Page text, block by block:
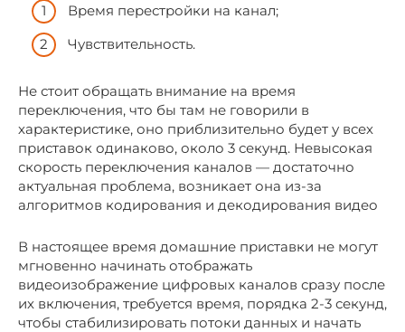
Время перестройки на канал;
Чувствительность.
Не стоит обращать внимание на время
переключения, что бы там не говорили в
характеристике, оно приблизительно будет у всех
приставок одинаково, около 3 секунд. Невысокая
скорость переключения каналов — достаточно
актуальная проблема, возникает она из-за
алгоритмов кодирования и декодирования видео
В настоящее время домашние приставки не могут
мгновенно начинать отображать
видеоизображение цифровых каналов сразу после
их включения, требуется время, порядка 2-3 секунд,
чтобы стабилизировать потоки данных и начать